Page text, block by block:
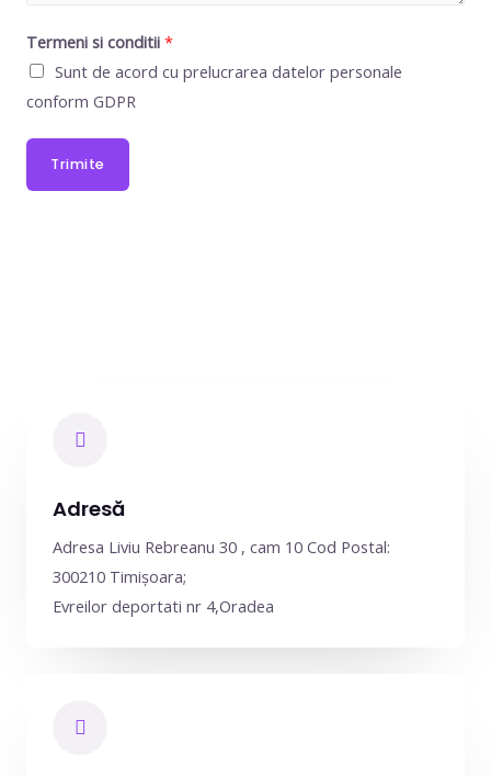
Termeni si conditii *
Sunt de acord cu prelucrarea datelor personale
conform GDPR
Trimite
Adresă
Adresa Liviu Rebreanu 30 , cam 10 Cod Postal:
300210 Timișoara;
Evreilor deportati nr 4,Oradea